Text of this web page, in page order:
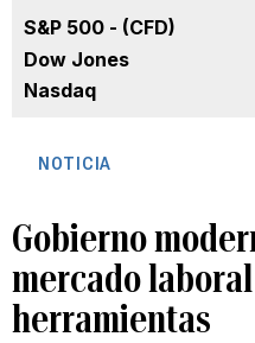
S&P 500 - (CFD)
Dow Jones
Nasdaq
NOTICIA
Gobierno
mercado
herramientas